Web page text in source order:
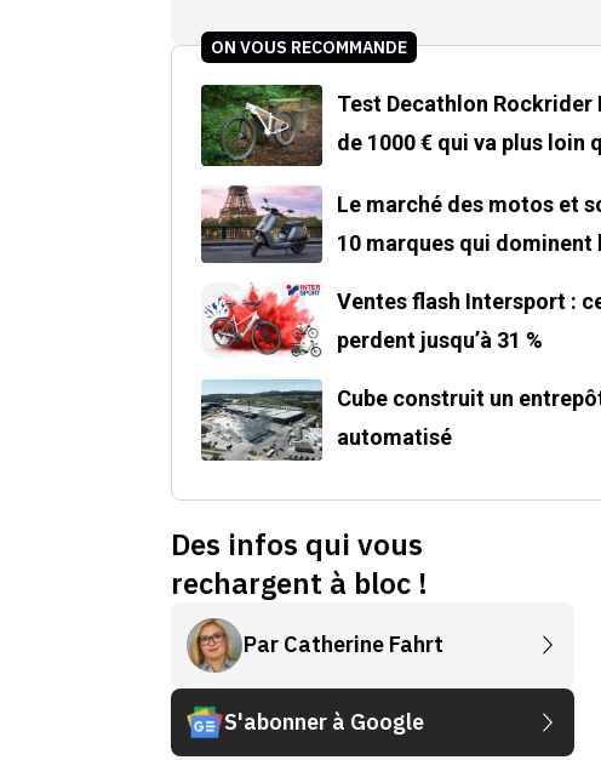
ON VOUS RECOMMANDE
Test Decathlon Rockrider
de 1000 € qui va plus loin
Le marché des motos et
10 marques qui dominent
Ventes flash Intersport :
perdent jusqu’à 31 %
Cube construit un
automatisé
Des infos qui vous
rechargent à bloc !
Par Catherine Fahrt
S'abonner à Google